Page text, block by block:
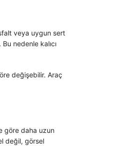
veya uygun sert
nedenle kalıcı
değişebilir. Araç
göre daha uzun
değil, görsel